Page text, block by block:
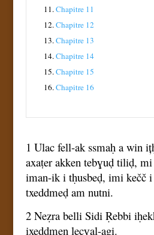
11.Chapitre 11
12.Chapitre 12
13.Chapitre 13
14.Chapitre 14
15.Chapitre 15
16.Chapitre 16
1 Ulac fell-ak ssmaḥ a win
axaṭer akken tebɣuḍ tiliḍ,
iman-ik i tḥusbeḍ, imi kečč i
txeddmeḍ am nutni.
2 Neẓra belli Sidi Ṛebbi
ixeddmen lecɣal-agi.